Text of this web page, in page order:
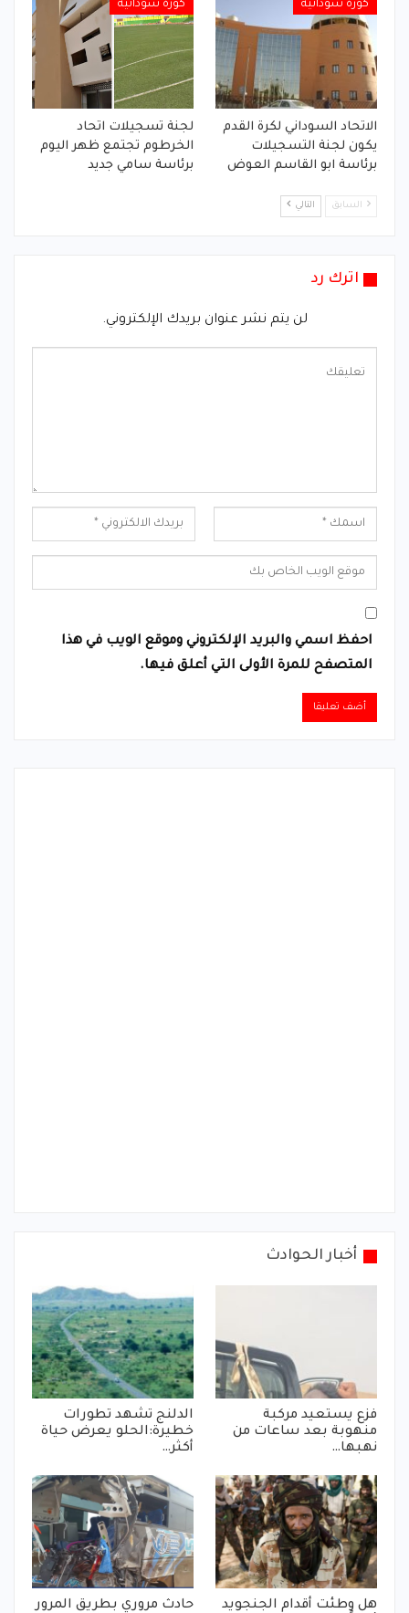
كورة سودانية
الاتحاد السوداني لكرة القدم
يكون لجنة التسجيلات
برئاسة ابو القاسم العوض
كورة سودانية
لجنة تسجيلات اتحاد
الخرطوم تجتمع ظهر اليوم
برئاسة سامي جديد
السابق التالي
اترك رد
لن يتم نشر عنوان بريدك الإلكتروني.
احفظ اسمي والبريد الإلكتروني وموقع الويب في هذا
المتصفح للمرة الأولى التي أعلق فيها.
أخبار الحوادث
فزع يستعيد مركبة
منهوبة بعد ساعات من
نهبها…
الدلنج تشهد تطورات
خطيرة:الحلو يعرض حياة
أكثر…
هل وطئت أقدام الجنجويد
حادث مروري بطريق المرور